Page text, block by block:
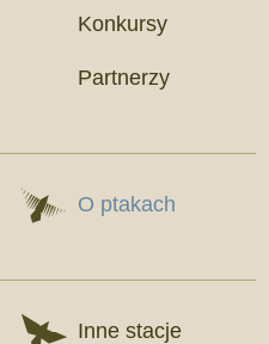
Konkursy
Partnerzy
O ptakach
Inne stacje